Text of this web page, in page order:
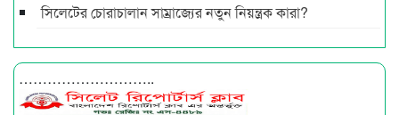
সিলেটের চোরাচালান সাম্রাজ্যের নতুন নিয়ন্ত্রক কারা?
………………………..